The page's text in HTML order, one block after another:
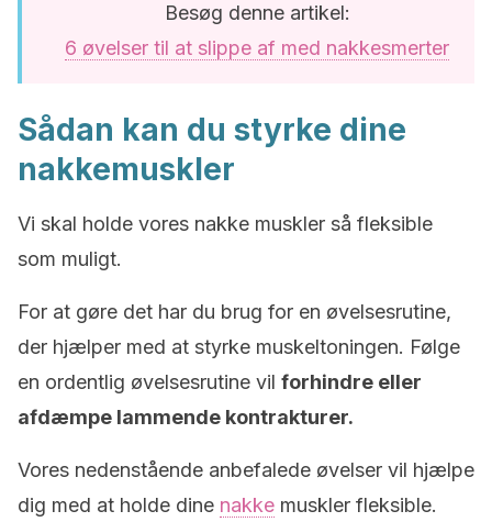
Besøg denne artikel:
6 øvelser til at slippe af med nakkesmerter
Sådan kan du styrke dine
nakkemuskler
Vi skal holde vores nakke muskler så fleksible
som muligt.
For at gøre det har du brug for en øvelsesrutine,
der hjælper med at styrke muskeltoningen. Følge
en ordentlig øvelsesrutine vil forhindre eller
afdæmpe lammende kontrakturer.
Vores nedenstående anbefalede øvelser vil hjælpe
dig med at holde dine nakke muskler fleksible.